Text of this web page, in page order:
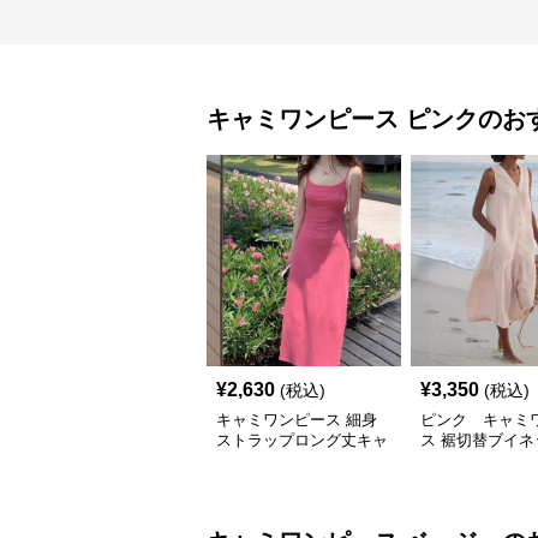
キャミワンピース ピンクのお
¥2,630 (税込)
キャミワンピース 細身
ストラップロング丈キャ
¥3,350 (税込)
ピンク キャミ
ス 裾切替ブイ